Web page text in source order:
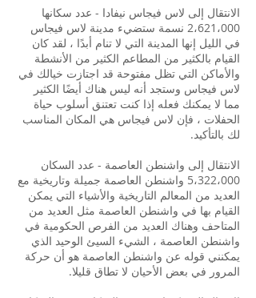
الانتقال إلى لاس فيجاس نيفادا - عدد سكانها
2،621،000 نسمة ستضيء مدينة لاس فيجاس
في الليل إنها المدينة التي لا تنام أبدًا ، لقد كان
القيام بالكثير من المطاعم الكثير من الأنشطة
والأماكن التي تظل مفتوحة قد اجتازت خيالك في
لاس فيجاس وستجد أنه ليس هناك أيضًا الكثير
مما لا يمكنك فعله إذا كنت تعتنق أسلوب حياة
الحفلات ، فإن لاس فيجاس هي المكان المناسب
لك بالتأكيد.
الانتقال إلى واشنطن العاصمة - عدد السكان
5،322،000 واشنطن العاصمة جميلة وتاريخية مع
العديد من المعالم التاريخية والأشياء التي يمكن
القيام بها في واشنطن العاصمة مثل العديد من
المتاحف وهناك العديد من الفرص الحكومية في
واشنطن العاصمة ، الشيء السيئ الوحيد الذي
يمكنني قوله عن واشنطن العاصمة هو أن حركة
المرور في بعض الأحيان لا تطاق قليلا.